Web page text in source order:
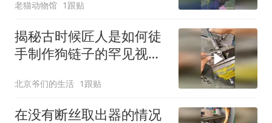
老猫动物馆 1跟贴
揭秘古时候匠人是如何徒
手制作狗链子的罕见视
北京爷们的生活 1跟贴
在没有断丝取出器的情况